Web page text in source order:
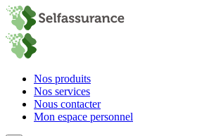
Nos produits
Nos services
Nous contacter
Mon espace personnel